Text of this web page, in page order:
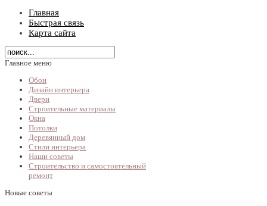
Главная
Быстрая связь
Карта сайта
Главное меню
Обои
Дизайн интерьера
Двери
Строительные материалы
Окна
Потолки
Деревянный дом
Стили интерьера
Наши советы
Строительство и самостоятельный
ремонт
Новые советы